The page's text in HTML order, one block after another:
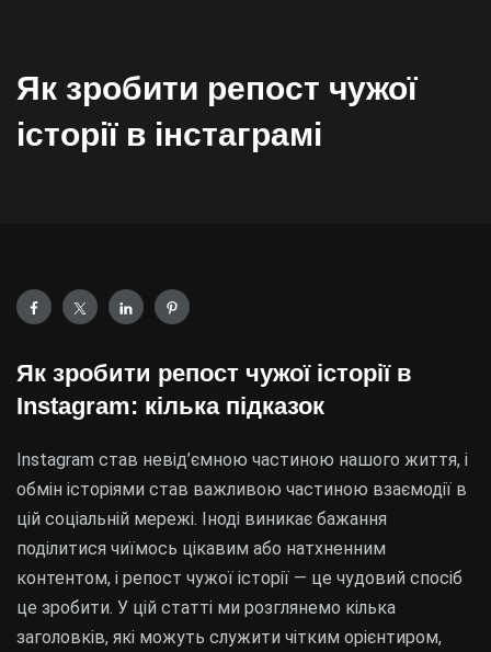
Як зробити репост чужої
історії в інстаграмі
Як зробити репост чужої історії в
Instagram: кілька підказок
Instagram став невід’ємною частиною нашого життя, і
обмін історіями став важливою частиною взаємодії в
цій соціальній мережі. Іноді виникає бажання
поділитися чиїмось цікавим або натхненним
контентом, і репост чужої історії — це чудовий спосіб
це зробити. У цій статті ми розглянемо кілька
заголовків, які можуть служити чітким орієнтиром,